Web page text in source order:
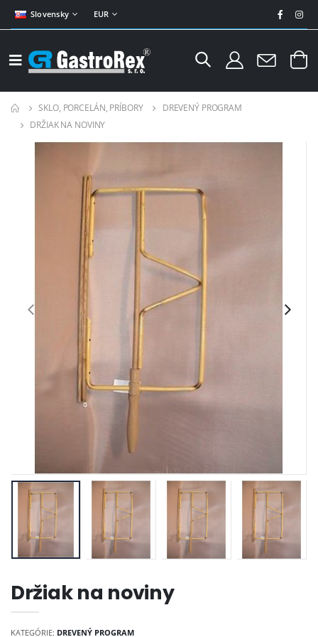
Slovensky EUR
SKLO, PORCELÁN, PRÍBORY
DREVENÝ PROGRAM
DRŽIAK NA NOVINY
Držiak na noviny
KATEGÓRIE: DREVENÝ PROGRAM